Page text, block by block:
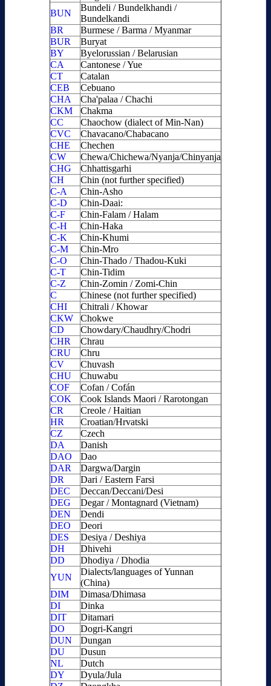
BUN
Bundeli / Bundelkhandi /
Bundelkandi
BR
Burmese / Barma / Myanmar
BUR
Buryat
BY
Byelorussian / Belarusian
CA
Cantonese / Yue
CT
Catalan
CEB
Cebuano
CHA
Cha'palaa / Chachi
CKM
Chakma
CC
Chaochow (dialect of Min-Nan)
CVC
Chavacano/Chabacano
CHE
Chechen
CW
Chewa/Chichewa/Nyanja/Chinyanja
CHG
Chhattisgarhi
CH
Chin (not further specified)
C-A
Chin-Asho
C-D
Chin-Daai:
C-F
Chin-Falam / Halam
C-H
Chin-Haka
C-K
Chin-Khumi
C-M
Chin-Mro
C-O
Chin-Thado / Thadou-Kuki
C-T
Chin-Tidim
C-Z
Chin-Zomin / Zomi-Chin
C
Chinese (not further specified)
CHI
Chitrali / Khowar
CKW
Chokwe
CD
Chowdary/Chaudhry/Chodri
CHR
Chrau
CRU
Chru
CV
Chuvash
CHU
Chuwabu
COF
Cofan / Cofán
COK
Cook Islands Maori / Rarotongan
CR
Creole / Haitian
HR
Croatian/Hrvatski
CZ
Czech
DA
Danish
DAO
Dao
DAR
Dargwa/Dargin
DR
Dari / Eastern Farsi
DEC
Deccan/Deccani/Desi
DEG
Degar / Montagnard (Vietnam)
DEN
Dendi
DEO
Deori
DES
Desiya / Deshiya
DH
Dhivehi
DD
Dhodiya / Dhodia
YUN
Dialects/languages of Yunnan
(China)
DIM
Dimasa/Dhimasa
DI
Dinka
DIT
Ditamari
DO
Dogri-Kangri
DUN
Dungan
DU
Dusun
NL
Dutch
DY
Dyula/Jula